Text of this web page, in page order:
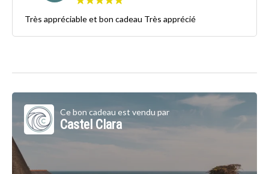
Très appréciable et bon cadeau Très apprécié
Ce bon cadeau est vendu par
Castel Clara